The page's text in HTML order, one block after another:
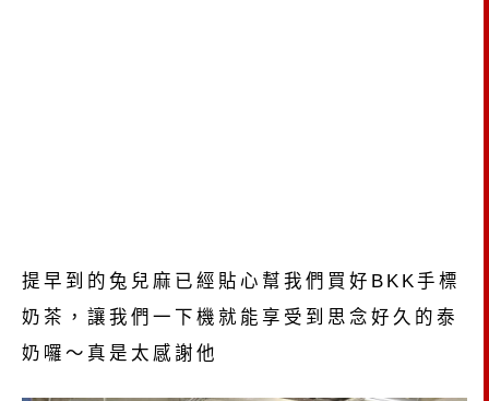
提早到的兔兒麻已經貼心幫我們買好BKK手標
奶茶，讓我們一下機就能享受到思念好久的泰
奶囉～真是太感謝他